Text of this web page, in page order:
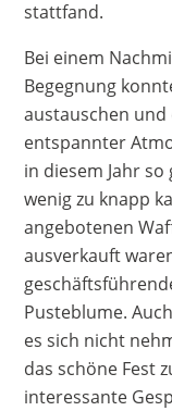
stattfand.
Bei einem
Begegnung
austauschen und
entspannter
in diesem Jahr
wenig zu knapp
angebotenen
ausverkauft
Pusteblume.
es sich nicht
das schöne Fest
interessante